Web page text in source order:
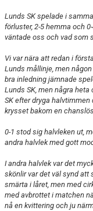
Lunds SK spelade i
förluster, 2-5 hemma och
väntade oss och vad som
Vi var nära att redan i
Lunds mållinje, men
bra inledning jämnade
Lunds SK, men några
SK efter dryga
krysset bakom en
0-1 stod sig halvleken ut,
andra halvlek med gott
I andra halvlek var det
skönlir var det väl synd att
smärta i låret, men med
med avbrottet i matchen
nå en kvittering och ju